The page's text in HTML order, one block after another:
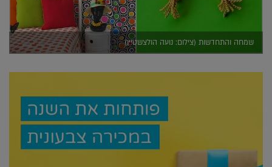
שמחה והתחדשות (צילום: נועה הולצשטיין)